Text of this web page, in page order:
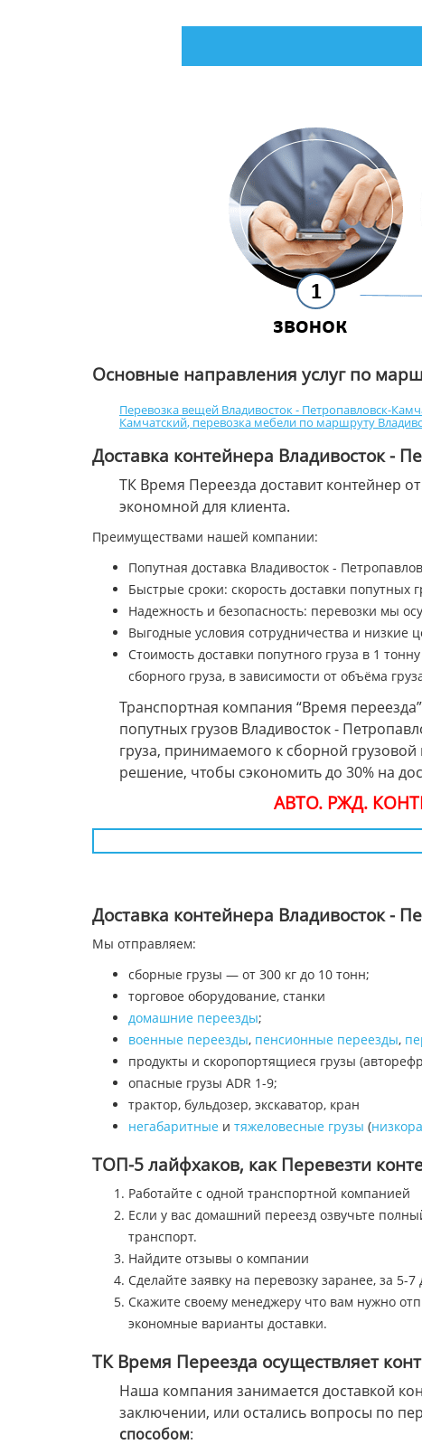
Основные направления услуг по
Перевозка вещей Владивосток - Петропавловск-
Камчатский, перевозка мебели по маршруту
Доставка контейнера Владивосток -
ТК Время Переезда доставит контейнер
экономной для клиента.
Преимуществами нашей компании:
Попутная доставка Владивосток -
Быстрые сроки: скорость доставки попутных
Надежность и безопасность: перевозки мы
Выгодные условия сотрудничества и низкие
Стоимость доставки попутного груза в 1
сборного груза, в зависимости от объёма
Транспортная компания “Время
попутных грузов Владивосток -
груза, принимаемого к сборной
решение, чтобы сэкономить до 30% на
АВТО. РЖД.
Доставка контейнера Владивосток -
Мы отправляем:
сборные грузы — от 300 кг до 10 тонн;
торговое оборудование, станки
домашние переезды;
военные переезды, пенсионные переезды,
продукты и скоропортящиеся грузы
опасные грузы ADR 1-9;
трактор, бульдозер, экскаватор, кран
негабаритные и тяжеловесные грузы (
ТОП-5 лайфхаков, как Перевезти
Работайте с одной транспортной компанией
Если у вас домашний переезд озвучьте
транспорт.
Найдите отзывы о компании
Сделайте заявку на перевозку заранее, за 5-
Скажите своему менеджеру что вам нужно
экономные варианты доставки.
ТК Время Переезда осуществляет
Наша компания занимается доставкой
заключении, или остались вопросы по
способом: